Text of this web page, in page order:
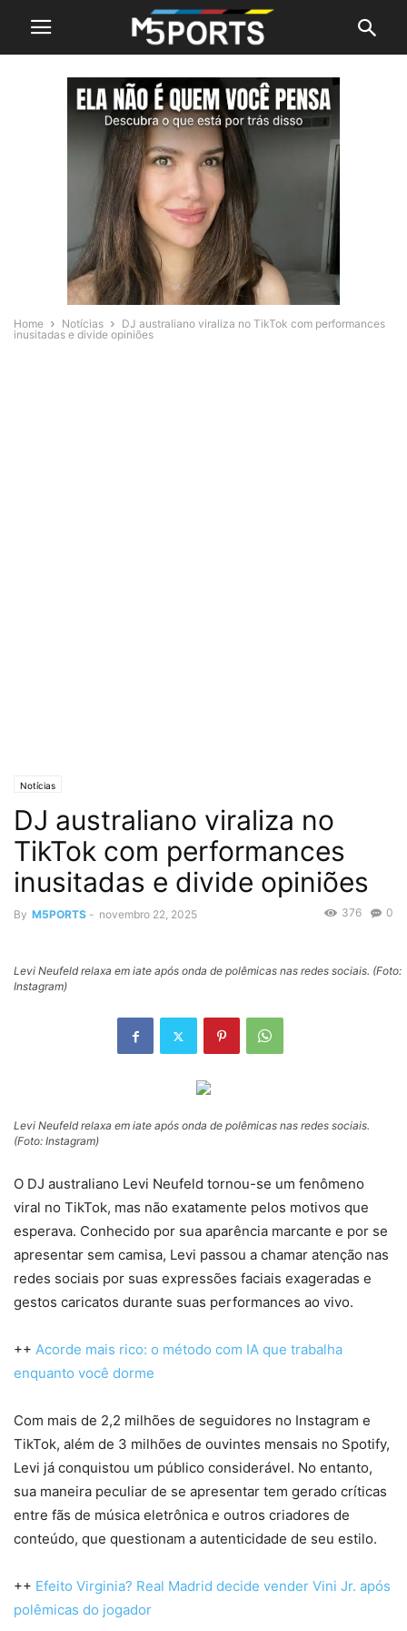
Home Notícias
DJ australiano viraliza no TikTok com performances
inusitadas e divide opiniões
Notícias
DJ australiano viraliza no
TikTok com performances
inusitadas e divide opiniões
By M5PORTS - novembro 22, 2025 0
376
Levi Neufeld relaxa em iate após onda de polêmicas nas redes sociais. (Foto:
Instagram)
Levi Neufeld relaxa em iate após onda de polêmicas nas redes sociais.
(Foto: Instagram)
O DJ australiano Levi Neufeld tornou-se um fenômeno
viral no TikTok, mas não exatamente pelos motivos que
esperava. Conhecido por sua aparência marcante e por se
apresentar sem camisa, Levi passou a chamar atenção nas
redes sociais por suas expressões faciais exageradas e
gestos caricatos durante suas performances ao vivo.
++ Acorde mais rico: o método com IA que trabalha
enquanto você dorme
Com mais de 2,2 milhões de seguidores no Instagram e
TikTok, além de 3 milhões de ouvintes mensais no Spotify,
Levi já conquistou um público considerável. No entanto,
sua maneira peculiar de se apresentar tem gerado críticas
entre fãs de música eletrônica e outros criadores de
conteúdo, que questionam a autenticidade de seu estilo.
++ Efeito Virginia? Real Madrid decide vender Vini Jr. após
polêmicas do jogador